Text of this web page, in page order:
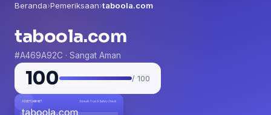
Beranda›Pemeriksaan›taboola.com
taboola.com
#A469A92C · Sangat Aman
100 / 100